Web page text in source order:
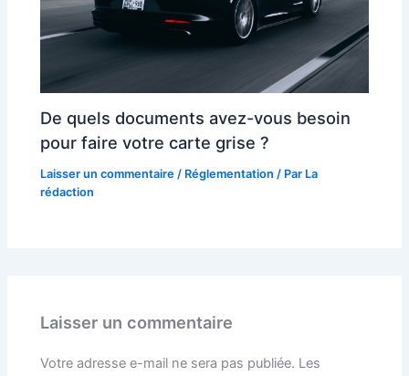
De quels documents avez-vous besoin
pour faire votre carte grise ?
Laisser un commentaire / Réglementation / Par La
rédaction
Laisser un commentaire
Votre adresse e-mail ne sera pas publiée. Les